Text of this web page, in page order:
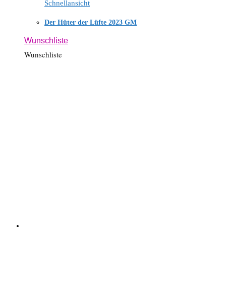
Schnellansicht
Der Hüter der Lüfte 2023 GM
Wunschliste
Wunschliste